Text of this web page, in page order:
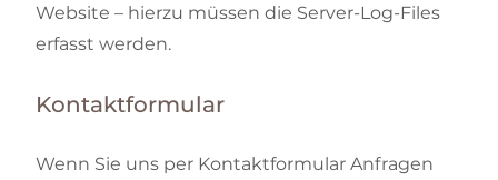
Website – hierzu müssen die Server-Log-Files
erfasst werden.
Kontaktformular
Wenn Sie uns per Kontaktformular Anfragen